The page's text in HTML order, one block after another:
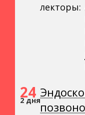
лекторы:
24
2 дня